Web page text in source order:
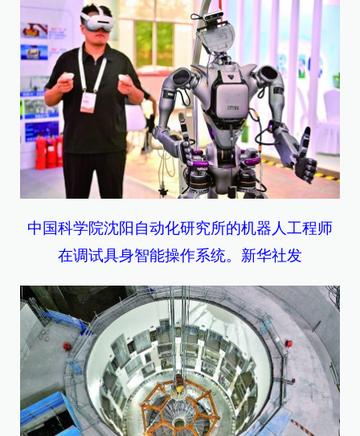
中国科学院沈阳自动化研究所的机器人工程师
在调试具身智能操作系统。新华社发